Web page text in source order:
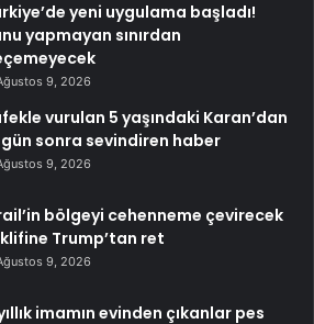
yeni uygulama başladı!
yapmayan sınırdan
9, 2026
vurulan 5 yaşındaki Karan’dan
gün sonra sevindiren haber
9, 2026
bölgeyi cehenneme çevirecek
Trump’tan ret
9, 2026
yıllık imamın evinden çıkanlar pes